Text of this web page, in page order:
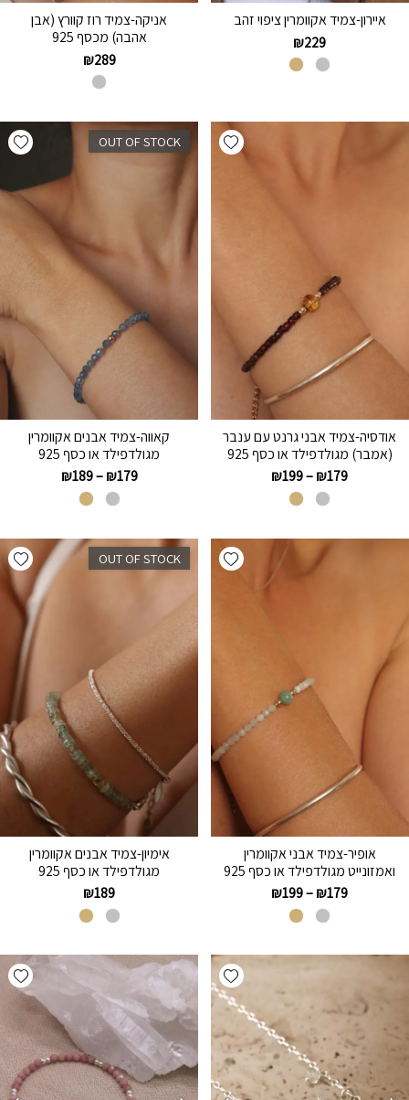
איירון-צמיד אקוומרין ציפוי זהב
₪229
אניקה-צמיד רוז קוורץ (אבן
אהבה) מכסף 925
₪289
Add wishlist
אודסיה-צמיד אבני גרנט עם ענבר
(אמבר) מגולדפילד או כסף 925
₪179
–
₪199
OUT OF STOCK
קאווה-צמיד אבנים אקוומרין
מגולדפילד או כסף 925
₪179
–
₪189
Add wishlist
אופיר-צמיד אבני אקוומרין
ואמזונייט מגולדפילד או כסף 925
₪179
–
₪199
OUT OF STOCK
אימיון-צמיד אבנים אקוומרין
מגולדפילד או כסף 925
₪189
Add wishlist